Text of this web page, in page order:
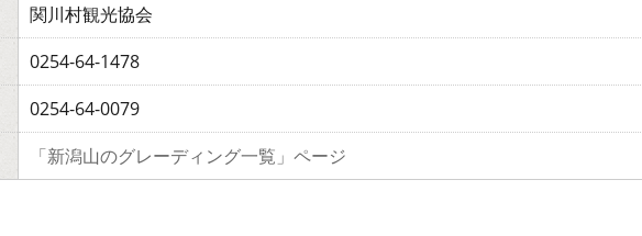
関川村観光協会
0254-64-1478
0254-64-0079
「新潟山のグレーディング一覧」ページ